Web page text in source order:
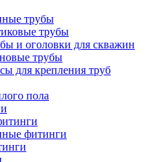
трубы
трубы
и оголовки для скважин
трубы
для крепления труб
пола
фитинги